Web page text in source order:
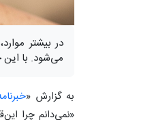
در بیشتر
می‌شود. با
به گزارش «
«نمی‌دانم چرا